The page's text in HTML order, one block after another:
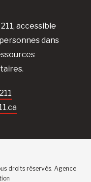
accessible
dans
droits réservés. Agence